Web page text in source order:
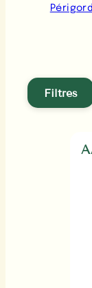
Périgord
Filtres